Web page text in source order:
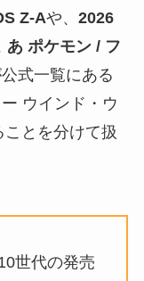
Z-Aや、 2026
ポケモン / フ
式一覧にある
ウインド・ウ
とを分けて扱
世代の発売